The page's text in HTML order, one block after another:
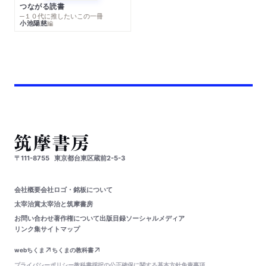
つながる読書
─１０代に推したいこの一冊
小池陽慈編
〒111-8755 東京都台東区蔵前2-5-3
会社概要会社ロゴ・銘板について
太宰治賞太宰治と筑摩書房
お問い合わせ著作権について出版目録ソーシャルメディア
リンク集サイトマップ
webちくま
ちくまの教科書